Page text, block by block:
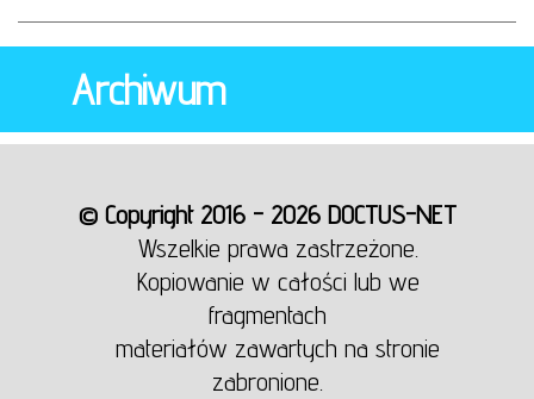
Archiwum
© Copyright 2016 - 2026 DOCTUS-NET
Wszelkie prawa zastrzeżone.
Kopiowanie w całości lub we
fragmentach
materiałów zawartych na stronie
zabronione.